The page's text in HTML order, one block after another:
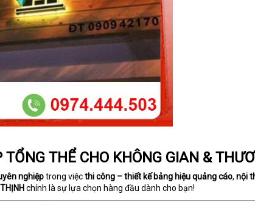
THỂ CHO KHÔNG GIAN &
nghiệptrong việcthi công – thiết kế bảng hiệu quảng cáo, nội
chính là sự lựa chọn hàng đầu dành cho bạn!